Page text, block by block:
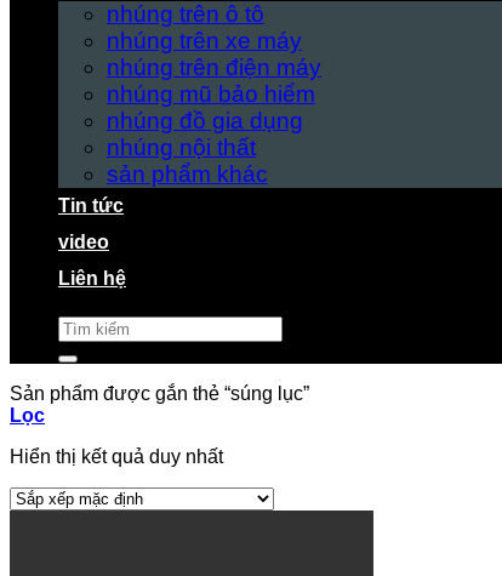
nhúng trên ô tô
nhúng trên xe máy
nhúng trên điện máy
nhúng mũ bảo hiểm
nhúng đồ gia dụng
nhúng nội thất
sản phẩm khác
Tin tức
video
Liên hệ
Tìm
kiếm:
Sản phẩm được gắn thẻ “súng lục”
Lọc
Hiển thị kết quả duy nhất